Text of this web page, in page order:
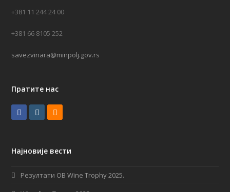
+381 11 244 24 00
+381 66 8105 252
savezvinara@minpolj.gov.rs
Пратите нас
e
b
o
t
a
g
Најновије вести
Резултати OB Wine Trophy 2025.